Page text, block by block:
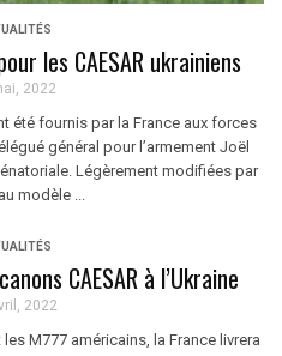
les CAESAR ukrainiens
2022
été fournis par la France aux forces
général pour l’armement Joël
Légèrement modifiées par
modèle ...
CAESAR à l’Ukraine
2022
M777 américains, la France livrera